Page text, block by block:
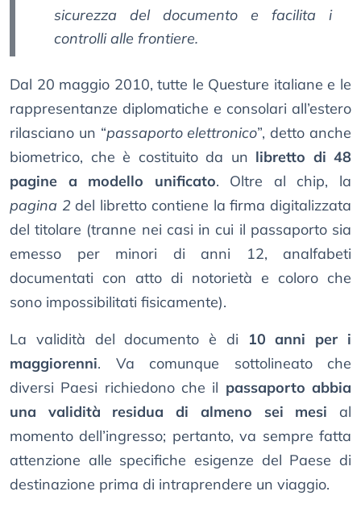
sicurezza del documento e facilita i
controlli alle frontiere.
Dal 20 maggio 2010, tutte le Questure italiane e le
rappresentanze diplomatiche e consolari all’estero
rilasciano un “passaporto elettronico”, detto anche
biometrico, che è costituito da un libretto di 48
pagine a modello unificato. Oltre al chip, la
pagina 2 del libretto contiene la firma digitalizzata
del titolare (tranne nei casi in cui il passaporto sia
emesso per minori di anni 12, analfabeti
documentati con atto di notorietà e coloro che
sono impossibilitati fisicamente).
La validità del documento è di
10 anni per i
maggiorenni. Va comunque sottolineato che
diversi Paesi richiedono che il passaporto abbia
una validità residua di almeno sei mesi al
momento dell’ingresso; pertanto, va sempre fatta
attenzione alle specifiche esigenze del Paese di
destinazione prima di intraprendere un viaggio.